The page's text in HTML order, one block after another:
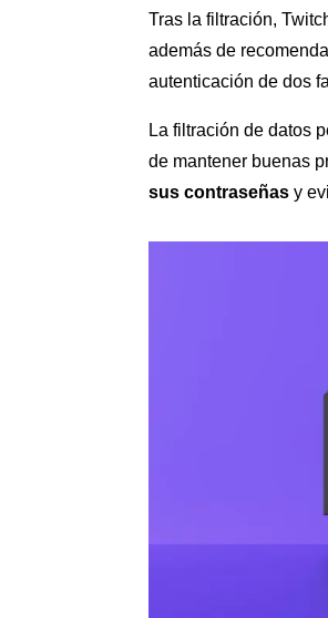
Tras la filtración,
además de
autenticación de dos
La filtración de datos
de mantener buenas
sus contraseñas y